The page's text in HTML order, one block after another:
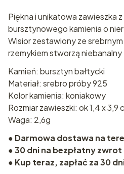
Piękna i unikatowa zawieszka
bursztynowego kamienia o
Wisior zestawiony ze srebrnym
rzemykiem stworzą
Kamień: bursztyn bałtycki
Materiał: srebro próby 925
Kolor kamienia: koniakowy
Rozmiar zawieszki: ok 1,4 x 3,9
Waga: 2,6g
● Darmowa dostawa na
●30 dni na bezpłatny zwrot
● Kup teraz, zapłać za 30